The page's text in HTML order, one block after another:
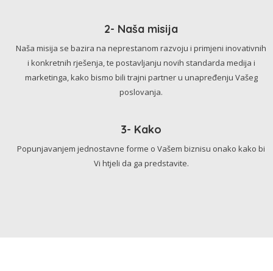
2- Naša misija
Naša misija se bazira na neprestanom razvoju i primjeni inovativnih
i konkretnih rješenja, te postavljanju novih standarda medija i
marketinga, kako bismo bili trajni partner u unapređenju Vašeg
poslovanja.
3- Kako
Popunjavanjem jednostavne forme o Vašem biznisu onako kako bi
Vi htjeli da ga predstavite.